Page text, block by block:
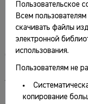
DOI: 10.25681/
Основные
Авторы:
Кочкаров Умар
Пользовательское
Всем
скачивать файлы
электронной
использования.
Пользователям не
копирование